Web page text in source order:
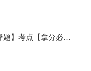
题】考点【拿分必